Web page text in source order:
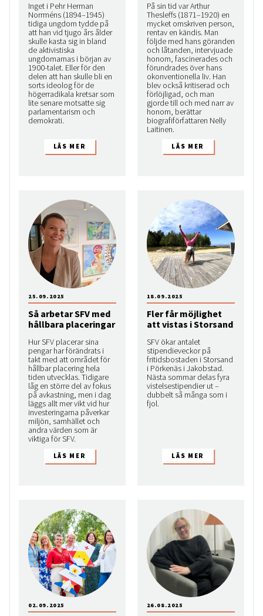
Inget i Pehr Herman
Norrméns (1894–1945)
tidiga ungdom tydde på
att han vid tjugo års ålder
skulle kasta sig in bland
de aktivistiska
ungdomarnas i början av
1900-talet. Eller för den
delen att han skulle bli en
sorts ideolog för de
högerradikala kretsar som
lite senare motsatte sig
parlamentarism och
demokrati.
På sin tid var Arthur
Thesleffs (1871–1920) en
mycket omskriven person,
rentav en kändis. Man
följde med hans göranden
och låtanden, intervjuade
honom, fascinerades och
förundrades över hans
okonventionella liv. Han
blev också kritiserad och
förlöjligad, och man
gjorde till och med narr av
honom, berättar
biografiförfattaren Nelly
Laitinen.
Så arbetar SFV med
hållbara placeringar
Hur SFV placerar sina
pengar har förändrats i
takt med att området för
hållbar placering hela
tiden utvecklas. Tidigare
låg en större del av fokus
på avkastning, men i dag
läggs allt mer vikt vid hur
investeringarna påverkar
miljön, samhället och
andra värden som är
viktiga för SFV.
25.09.2025
Fler får möjlighet
att vistas i Storsand
SFV ökar antalet
stipendieveckor på
fritidsbostaden i Storsand
i Pörkenäs i Jakobstad.
Nästa sommar delas fyra
vistelsestipendier ut –
dubbelt så många som i
fjol.
18.09.2025
02.09.2025 26.08.2025